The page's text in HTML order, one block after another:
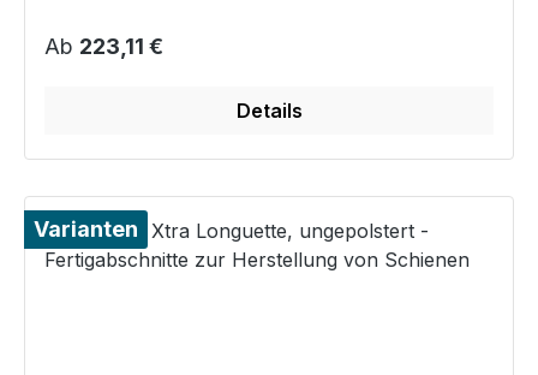
Regulärer Preis:
Ab 223,11 €
Details
Varianten